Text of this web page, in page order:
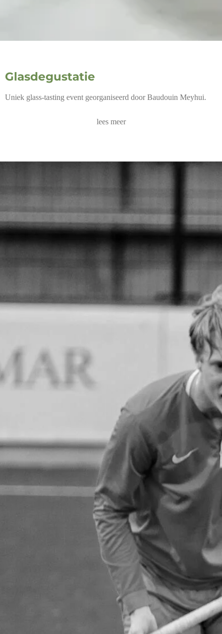
Glasdegustatie
Uniek glass-tasting event georganiseerd door Baudouin Meyhui.
lees meer